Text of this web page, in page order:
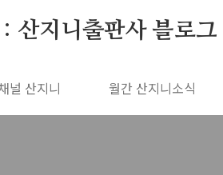
산지니출판사 블로그
널 산지니 월간 산지니소식